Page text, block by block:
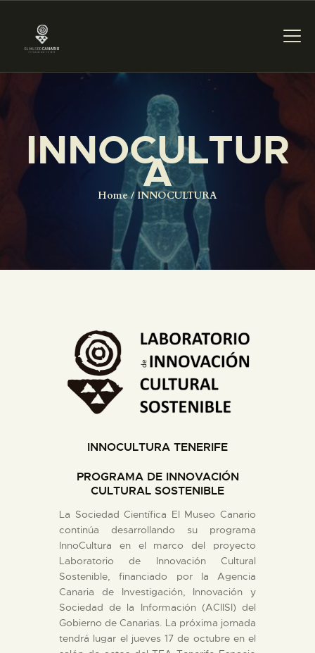
INNOCULTUR
A
Home INNOCULTURA
PREPARAR LA VISITA
ACTIVIDADES
EL MUSEO
DIDÁCTICA
ESPAÑOL
PREPARAR LA VISITA
ACTIVIDADES
EL MUSEO
COLECCIONES
DIDÁCTICA
INNOCULTURA TENERIFE
PROGRAMA DE INNOVACIÓN
CULTURAL SOSTENIBLE
La Sociedad Científica El Museo Canario
continúa desarrollando su programa
InnoCultura en el marco del proyecto
Laboratorio de Innovación Cultural
Sostenible, financiado por la Agencia
Canaria de Investigación, Innovación y
Sociedad de la Información (ACIISI) del
Gobierno de Canarias. La próxima jornada
tendrá lugar el jueves 17 de octubre en el